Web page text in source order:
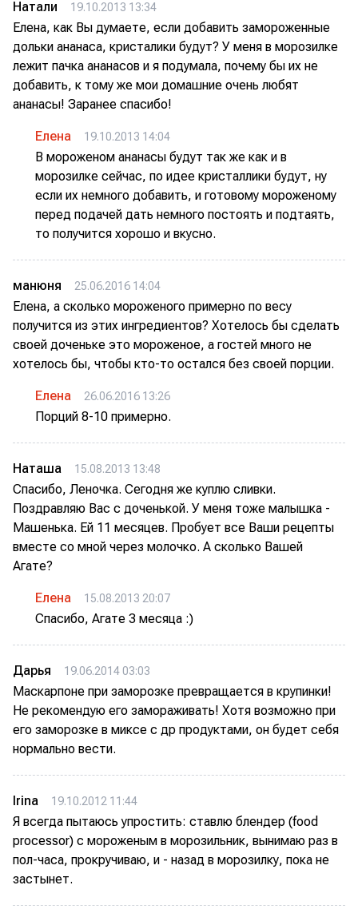
Натали 19.10.2013 13:34
Елена, как Вы думаете, если добавить замороженные
дольки ананаса, кристалики будут? У меня в морозилке
лежит пачка ананасов и я подумала, почему бы их не
добавить, к тому же мои домашние очень любят
ананасы! Заранее спасибо!
Елена 19.10.2013 14:04
В мороженом ананасы будут так же как и в
морозилке сейчас, по идее кристаллики будут, ну
если их немного добавить, и готовому мороженому
перед подачей дать немного постоять и подтаять,
то получится хорошо и вкусно.
манюня 25.06.2016 14:04
Елена, а сколько мороженого примерно по весу
получится из этих ингредиентов? Хотелось бы сделать
своей доченьке это мороженое, а гостей много не
хотелось бы, чтобы кто-то остался без своей порции.
Елена 26.06.2016 13:26
Порций 8-10 примерно.
Наташа 15.08.2013 13:48
Спасибо, Леночка. Сегодня же куплю сливки.
Поздравляю Вас с доченькой. У меня тоже малышка -
Машенька. Ей 11 месяцев. Пробует все Ваши рецепты
вместе со мной через молочко. А сколько Вашей
Агате?
Елена 15.08.2013 20:07
Спасибо, Агате 3 месяца :)
Дарья 19.06.2014 03:03
Маскарпоне при заморозке превращается в крупинки!
Не рекомендую его замораживать! Хотя возможно при
его заморозке в миксе с др продуктами, он будет себя
нормально вести.
Irina 19.10.2012 11:44
Я всегда пытаюсь упростить: ставлю блендер (food
processor) с мороженым в морозильник, вынимаю раз в
пол-часа, прокручиваю, и - назад в морозилку, пока не
застынет.